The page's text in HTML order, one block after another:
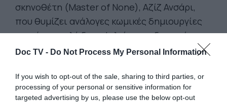
Doc TV - Do Not Process My Personal Information
If you wish to opt-out of the sale, sharing to third parties, or
processing of your personal or sensitive information for
targeted advertising by us, please use the below opt-out
σκηνοθέτη (Master of None), Αζίζ Ανσάρι,
που θυμίζει ανάλογες κωμικές δημιουργίες
που ήταν πολύ δημοφιλείς στις δεκαετίες
του '80 και του '90.
όλοι, αλλά το μεγαλύτερο ποσοστό όσων
έχουν δει την ταινία, μιλούν για μια σχετικά